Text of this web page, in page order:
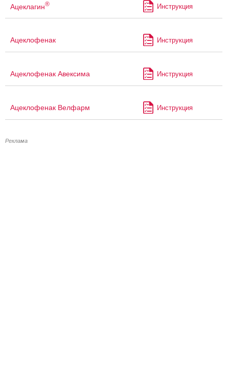
Ацеклагин® Инструкция
Ацеклофенак Инструкция
Ацеклофенак Авексима Инструкция
Ацеклофенак Велфарм Инструкция
Реклама